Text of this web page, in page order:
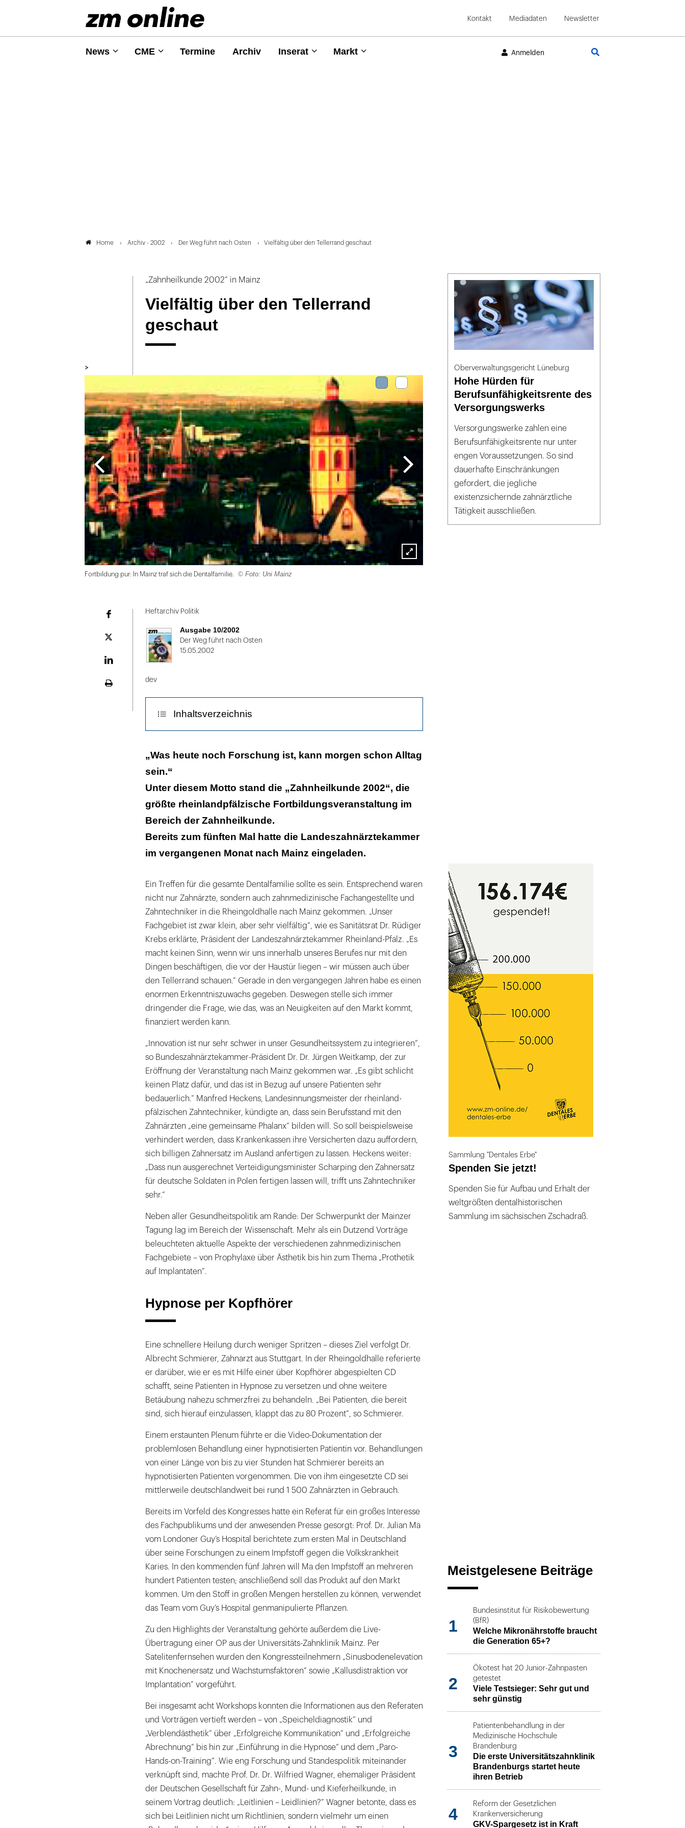
Kontakt Mediadaten Newsletter
News CME Termine Archiv Inserat Markt Anmelden
Home Archiv - 2002 Der Weg führt nach Osten Vielfältig über den Tellerrand geschaut
„Zahnheilkunde 2002“ in Mainz
Vielfältig über den Tellerrand
geschaut
>
Lightbox
Fortbildung pur: In Mainz traf sich die Dentalfamilie. © Foto: Uni Mainz
Plattform
Heftarchiv Politik
Ausgabe 10/2002
Der Weg führt nach Osten
15.05.2002
dev
Inhaltsverzeichnis
Hypnose per Kopfhörer
„Was heute noch Forschung ist, kann morgen schon Alltag
sein.“
Unter diesem Motto stand die „Zahnheilkunde 2002“, die
größte rheinlandpfälzische Fortbildungsveranstaltung im
Bereich der Zahnheilkunde.
Bereits zum fünften Mal hatte die Landeszahnärztekammer
im vergangenen Monat nach Mainz eingeladen.
Ein Treffen für die gesamte Dentalfamilie sollte es sein. Entsprechend waren
nicht nur Zahnärzte, sondern auch zahnmedizinische Fachangestellte und
Zahntechniker in die Rheingoldhalle nach Mainz gekommen. „Unser
Fachgebiet ist zwar klein, aber sehr vielfältig“, wie es Sanitätsrat Dr. Rüdiger
Krebs erklärte, Präsident der Landeszahnärztekammer Rheinland-Pfalz. „Es
macht keinen Sinn, wenn wir uns innerhalb unseres Berufes nur mit den
Dingen beschäftigen, die vor der Haustür liegen – wir müssen auch über
den Tellerrand schauen.“ Gerade in den vergangegen Jahren habe es einen
enormen Erkenntniszuwachs gegeben. Deswegen stelle sich immer
dringender die Frage, wie das, was an Neuigkeiten auf den Markt kommt,
finanziert werden kann.
„Innovation ist nur sehr schwer in unser Gesundheitssystem zu integrieren“,
so Bundeszahnärztekammer-Präsident Dr. Dr. Jürgen Weitkamp, der zur
Eröffnung der Veranstaltung nach Mainz gekommen war. „Es gibt schlicht
keinen Platz dafür, und das ist in Bezug auf unsere Patienten sehr
bedauerlich.“ Manfred Heckens, Landesinnungsmeister der rheinland-
pfälzischen Zahntechniker, kündigte an, dass sein Berufsstand mit den
Zahnärzten „eine gemeinsame Phalanx“ bilden will. So soll beispielsweise
verhindert werden, dass Krankenkassen ihre Versicherten dazu auffordern,
sich billigen Zahnersatz im Ausland anfertigen zu lassen. Heckens weiter:
„Dass nun ausgerechnet Verteidigungsminister Scharping den Zahnersatz
für deutsche Soldaten in Polen fertigen lassen will, trifft uns Zahntechniker
sehr.“
Neben aller Gesundheitspolitik am Rande: Der Schwerpunkt der Mainzer
Tagung lag im Bereich der Wissenschaft. Mehr als ein Dutzend Vorträge
beleuchteten aktuelle Aspekte der verschiedenen zahnmedizinischen
Fachgebiete – von Prophylaxe über Ästhetik bis hin zum Thema „Prothetik
auf Implantaten“.
Hypnose per Kopfhörer
Eine schnellere Heilung durch weniger Spritzen – dieses Ziel verfolgt Dr.
Albrecht Schmierer, Zahnarzt aus Stuttgart. In der Rheingoldhalle referierte
er darüber, wie er es mit Hilfe einer über Kopfhörer abgespielten CD
schafft, seine Patienten in Hypnose zu versetzen und ohne weitere
Betäubung nahezu schmerzfrei zu behandeln. „Bei Patienten, die bereit
sind, sich hierauf einzulassen, klappt das zu 80 Prozent“, so Schmierer.
Einem erstaunten Plenum führte er die Video-Dokumentation der
problemlosen Behandlung einer hypnotisierten Patientin vor. Behandlungen
von einer Länge von bis zu vier Stunden hat Schmierer bereits an
hypnotisierten Patienten vorgenommen. Die von ihm eingesetzte CD sei
mittlerweile deutschlandweit bei rund 1 500 Zahnärzten in Gebrauch.
Bereits im Vorfeld des Kongresses hatte ein Referat für ein großes Interesse
des Fachpublikums und der anwesenden Presse gesorgt: Prof. Dr. Julian Ma
vom Londoner Guy’s Hospital berichtete zum ersten Mal in Deutschland
über seine Forschungen zu einem Impfstoff gegen die Volkskrankheit
Karies. In den kommenden fünf Jahren will Ma den Impfstoff an mehreren
hundert Patienten testen; anschließend soll das Produkt auf den Markt
kommen. Um den Stoff in großen Mengen herstellen zu können, verwendet
das Team vom Guy’s Hospital genmanipulierte Pflanzen.
Zu den Highlights der Veranstaltung gehörte außerdem die Live-
Übertragung einer OP aus der Universitäts-Zahnklinik Mainz. Per
Satelitenfernsehen wurden den Kongressteilnehmern „Sinusbodenelevation
mit Knochenersatz und Wachstumsfaktoren“ sowie „Kallusdistraktion vor
Implantation“ vorgeführt.
Bei insgesamt acht Workshops konnten die Informationen aus den Referaten
und Vorträgen vertieft werden – von „Speicheldiagnostik“ und
„Verblendästhetik“ über „Erfolgreiche Kommunikation“ und „Erfolgreiche
Abrechnung“ bis hin zur „Einführung in die Hypnose“ und dem „Paro-
Hands-on-Training“. Wie eng Forschung und Standespolitik miteinander
verknüpft sind, machte Prof. Dr. Dr. Wilfried Wagner, ehemaliger Präsident
der Deutschen Gesellschaft für Zahn-, Mund- und Kieferheilkunde, in
seinem Vortrag deutlich: „Leitlinien – Leidlinien?“ Wagner betonte, dass es
sich bei Leitlinien nicht um Richtlinien, sondern vielmehr um einen
Oberverwaltungsgericht Lüneburg
Hohe Hürden für
Berufsunfähigkeitsrente des
Versorgungswerks
Versorgungswerke zahlen eine
Berufsunfähigkeitsrente nur unter
engen Voraussetzungen. So sind
dauerhafte Einschränkungen
gefordert, die jegliche
existenzsichernde zahnärztliche
Tätigkeit ausschließen.
Sammlung "Dentales Erbe"
Spenden Sie jetzt!
Spenden Sie für Aufbau und Erhalt der
weltgrößten dentalhistorischen
Sammlung im sächsischen Zschadraß.
Meistgelesene Beiträge
1
Bundesinstitut für Risikobewertung
(BfR)
Welche Mikronährstoffe braucht
die Generation 65+?
2
Ökotest hat 20 Junior-Zahnpasten
getestet
Viele Testsieger: Sehr gut und
sehr günstig
3
Patientenbehandlung in der
Medizinische Hochschule
Brandenburg
Die erste Universitätszahnklinik
Brandenburgs startet heute
ihren Betrieb
4
Reform der Gesetzlichen
Krankenversicherung
GKV-Spargesetz ist in Kraft